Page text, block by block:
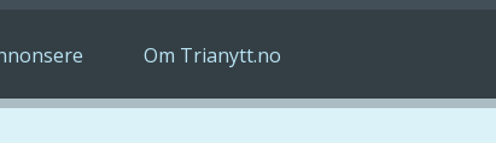
Om Trianytt.no